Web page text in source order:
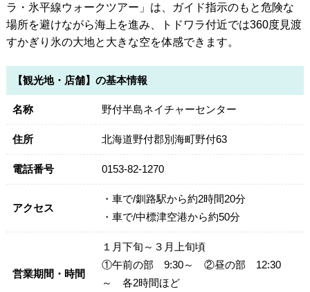
ラ・氷平線ウォークツアー」は、ガイド指示のもと危険な
場所を避けながら海上を進み、トドワラ付近では360度見渡
すかぎり氷の大地と大きな空を体感できます。
【観光地・店舗】の基本情報
名称 野付半島ネイチャーセンター
住所 北海道野付郡別海町野付63
電話番号 0153-82-1270
アクセス
・車で/釧路駅から約2時間20分
・車で/中標津空港から約50分
営業期間・時間
１月下旬～３月上旬頃
①午前の部 9:30～ ②昼の部 12:30
～ 各2時間ほど